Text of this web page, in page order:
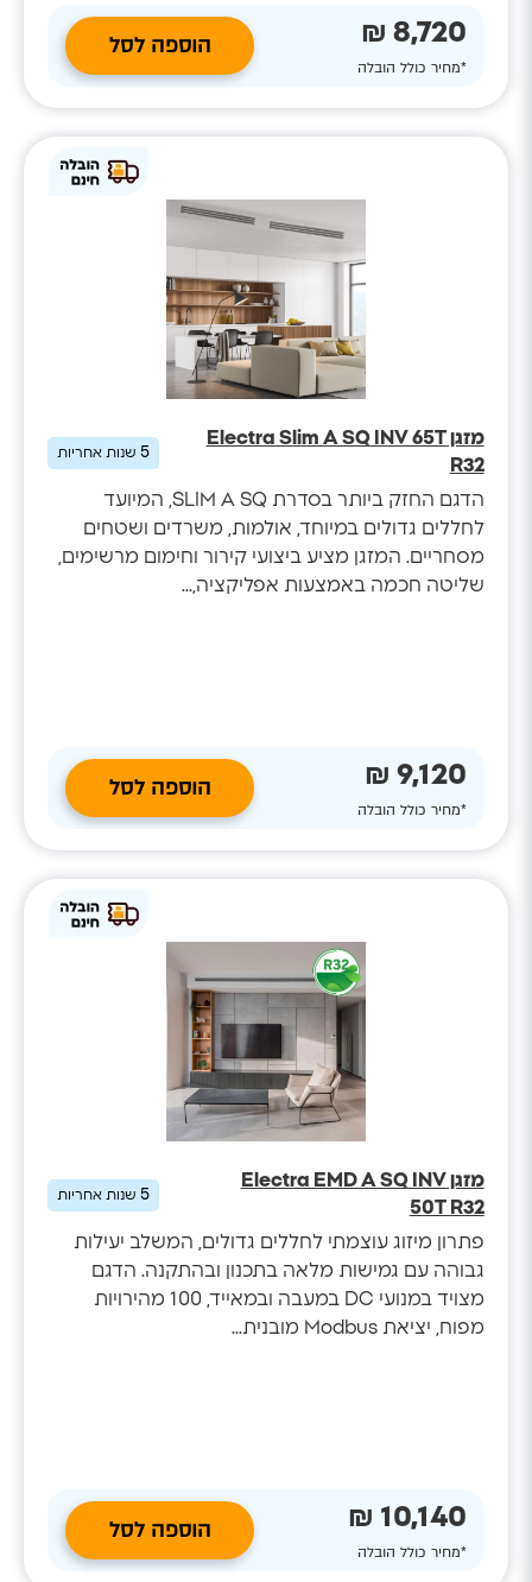
8,720 ₪
*מחיר כולל הובלה
הוספה לסל
מזגן Electra Slim A SQ INV 65T
R32
5שנות אחריות
הדגם החזק ביותר בסדרת SLIM A SQ, המיועד
לחללים גדולים במיוחד, אולמות, משרדים ושטחים
מסחריים. המזגן מציע ביצועי קירור וחימום מרשימים,
שליטה חכמה באמצעות אפליקציה,...
9,120 ₪
*מחיר כולל הובלה
הוספה לסל
מזגן Electra EMD A SQ INV
50T R32
5שנות אחריות
פתרון מיזוג עוצמתי לחללים גדולים, המשלב יעילות
גבוהה עם גמישות מלאה בתכנון ובהתקנה. הדגם
מצויד במנועי DC במעבה ובמאייד, 100 מהירויות
מפוח, יציאת Modbus מובנית...
10,140 ₪
*מחיר כולל הובלה
הוספה לסל